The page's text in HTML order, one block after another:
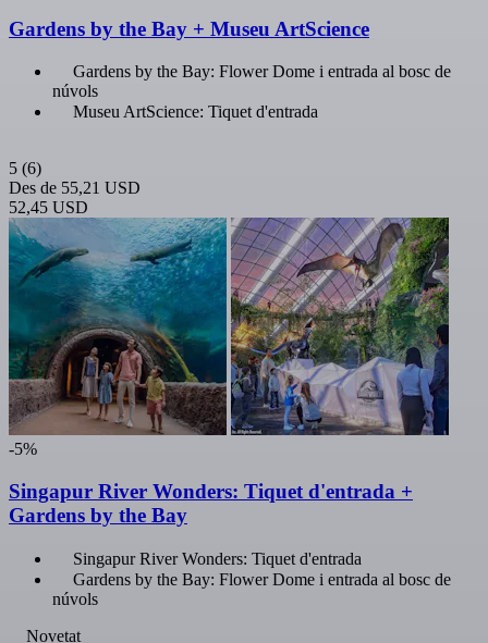
Gardens by the Bay + Museu ArtScience
Gardens by the Bay: Flower Dome i entrada al bosc de
núvols
Museu ArtScience: Tiquet d'entrada
5 (6)
Des de 55,21 USD
52,45 USD
-5%
Singapur River Wonders: Tiquet d'entrada +
Gardens by the Bay
Singapur River Wonders: Tiquet d'entrada
Gardens by the Bay: Flower Dome i entrada al bosc de
núvols
Novetat